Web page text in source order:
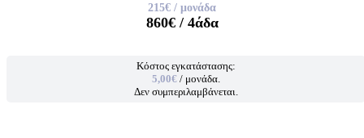
215€ / μονάδα
860€/ 4άδα
Κόστος εγκατάστασης:
5,00€ / μονάδα.
Δεν συμπεριλαμβάνεται.